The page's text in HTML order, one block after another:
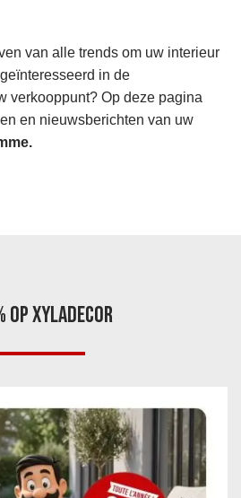
van alle trends om uw interieur
in de
verkooppunt? Op deze pagina
en nieuwsberichten van uw
XYLADECOR